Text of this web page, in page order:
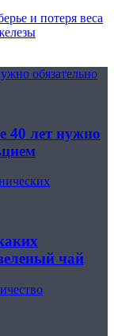
и потеря веса
обязательно
40 лет нужно
чай